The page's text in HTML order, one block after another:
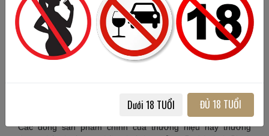
Ngắm nhìn thiết kế bắt mắt của các sản phẩm nhà Johnnie
Walker
Johnnie Walker luôn là thương hiệu Whisky nằm trong top
đầu những thương hiệu được ưa chuộng nhất với sản lượng
chọn bởi giá thành đa dạng từ bình dân đến cao cấp, đáp
Các dòng sản phẩm chính của thương hiệu này thường
Dưới 18 TUỔI ĐỦ 18 TUỔI